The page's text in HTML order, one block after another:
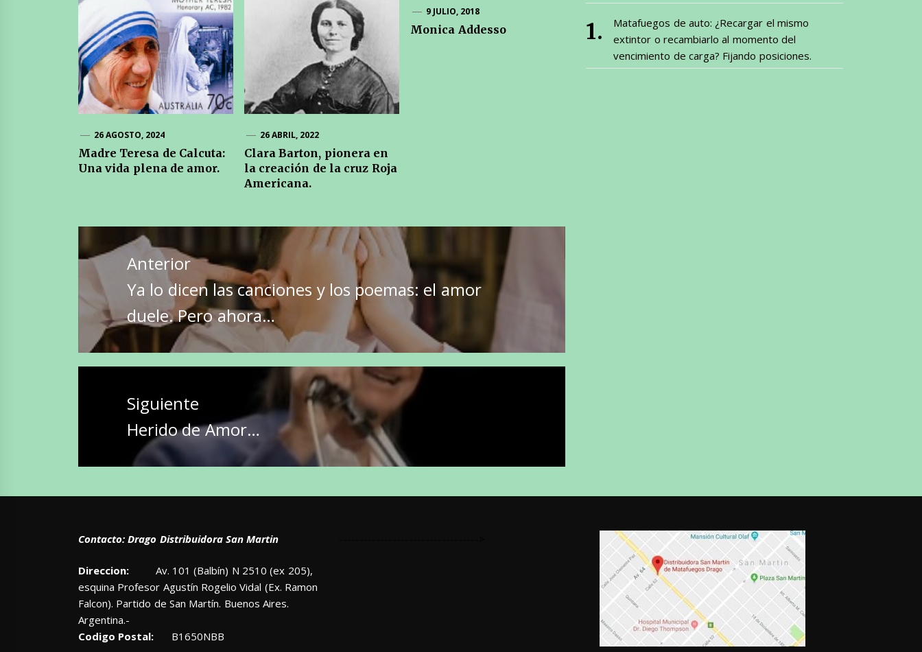
26 AGOSTO, 2024
Madre Teresa de Calcuta:
Una vida plena de amor.
26 ABRIL, 2022
Clara Barton, pionera en
la creación de la cruz Roja
Americana.
9 JULIO, 2018
Monica Addesso
Navegación
de
entradas
Anterior
Entrada
anterior:
Ya lo dicen las canciones y los poemas: el amor
duele. Pero ahora…
Siguiente
Entrada
siguiente:
Herido de Amor…
Matafuegos de auto: ¿Recargar el mismo
extintor o recambiarlo al momento del
vencimiento de carga? Fijando posiciones.
Contacto: Drago Distribuidora San Martin
Direccion: Av. 101 (Balbín) N 2510 (ex 205),
esquina Profesor Agustín Rogelio Vidal (Ex. Ramon
Falcon). Partido de San Martín. Buenos Aires.
Argentina.-
Codigo Postal: B1650NBB